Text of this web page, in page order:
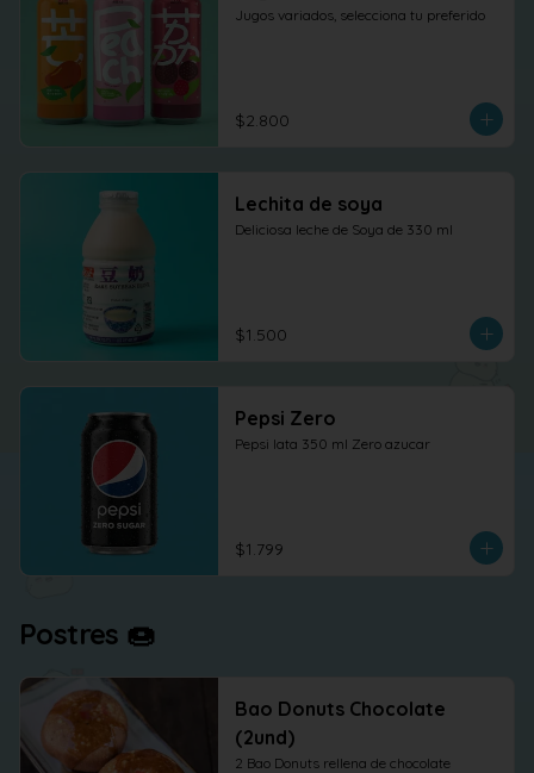
Jugos variados, selecciona tu preferido
$2.800
Lechita de soya
Deliciosa leche de Soya de 330 ml
$1.500
Pepsi Zero
Pepsi lata 350 ml Zero azucar
$1.799
Postres 🍩
Bao Donuts Chocolate
(2und)
2 Bao Donuts rellena de chocolate